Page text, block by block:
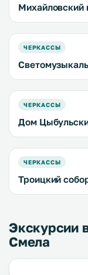
Михайловский
ЧЕРКАССЫ
ЧЕРКАССЫ
Дом
ЧЕРКАССЫ
Троицкий
Экскурсии
Смела